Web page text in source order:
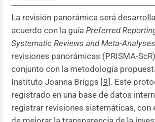
La revisión panorámica será
acuerdo con la guía Preferred
Systematic Reviews and Meta-Analyses
revisiones panorámicas (PRISMA-
conjunto con la metodología
Instituto Joanna Briggs [9]. Este
registrado en una base de datos
registrar revisiones sistemáticas, con